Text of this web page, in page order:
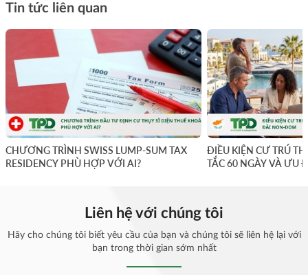
Tin tức liên quan
CHƯƠNG TRÌNH SWISS LUMP-SUM TAX
RESIDENCY PHÙ HỢP VỚI AI?
ĐIỀU KIỆN CƯ TRÚ
TẮC 60 NGÀY VÀ ƯU
Liên hệ với chúng tôi
Hãy cho chúng tôi biết yêu cầu của bạn và chúng tôi sẽ liên hệ lại với
bạn trong thời gian sớm nhất